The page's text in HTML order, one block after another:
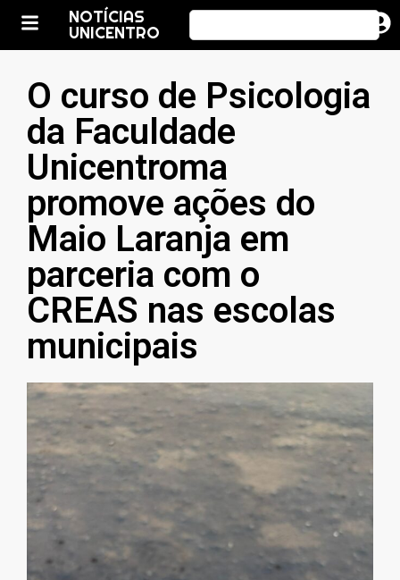
NOTÍCIAS
UNICENTRO
O curso de Psicologia
da Faculdade
Unicentroma
promove ações do
Maio Laranja em
parceria com o
CREAS nas escolas
municipais